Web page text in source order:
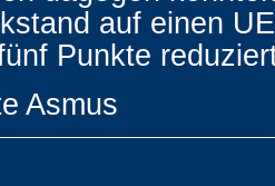
auf einen
Punkte
Asmus